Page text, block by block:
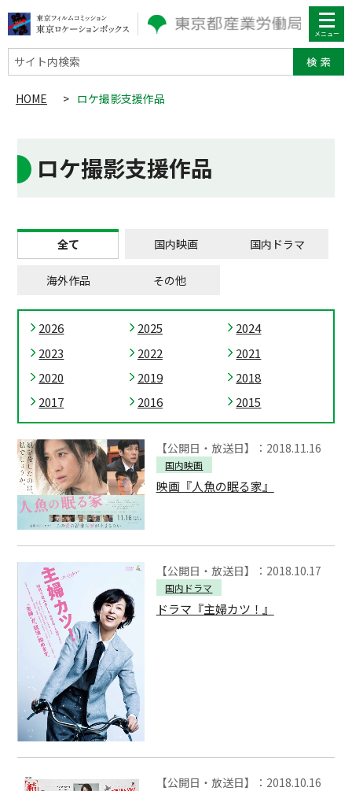
サイト内検索
HOME > ロケ撮影支援作品
ロケ撮影支援作品
全て 国内映画 国内ドラマ
海外作品 その他
2026 2025
2024
2023
2022
2021
2020
2019
2018
2017
2016 2015
【公開日・放送日】：2018.11.16
国内映画
映画『人魚の眠る家』
【公開日・放送日】：2018.10.17
国内ドラマ
ドラマ『主婦カツ！』
【公開日・放送日】：2018.10.16